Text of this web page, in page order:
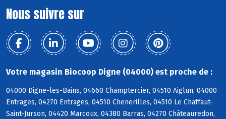
Nous suivre sur
Votre magasin Biocoop Digne (04000) est proche de :
04000 Digne-les-Bains, 04660 Champtercier, 04510 Aiglun, 04000
Entrages, 04270 Entrages, 04510 Chenerilles, 04510 Le Chaffaut-
Saint-Jurson, 04420 Marcoux, 04380 Barras, 04270 Châteauredon,